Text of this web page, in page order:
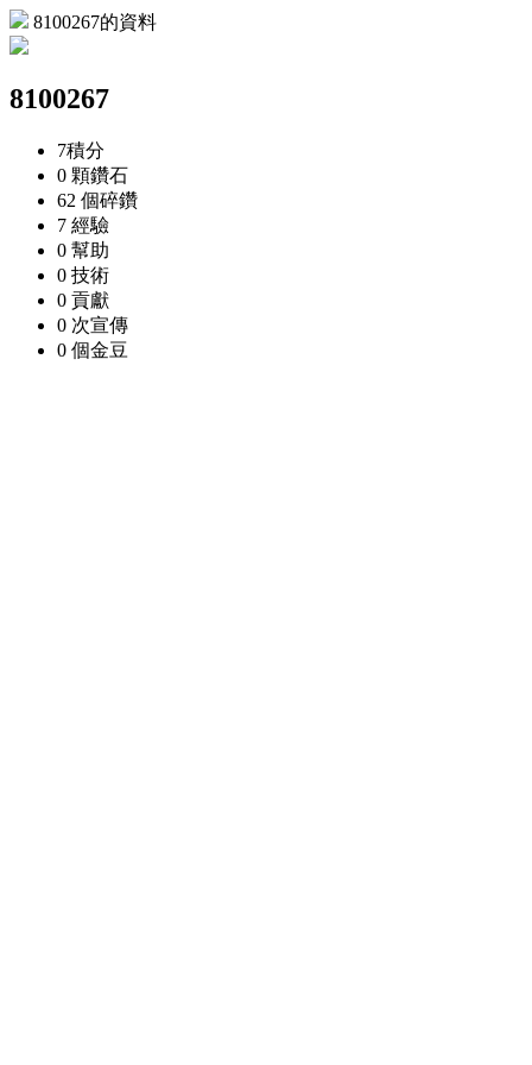
8100267的資料
8100267
7積分
0 顆鑽石
62 個碎鑽
7 經驗
0 幫助
0 技術
0 貢獻
0 次宣傳
0 個金豆